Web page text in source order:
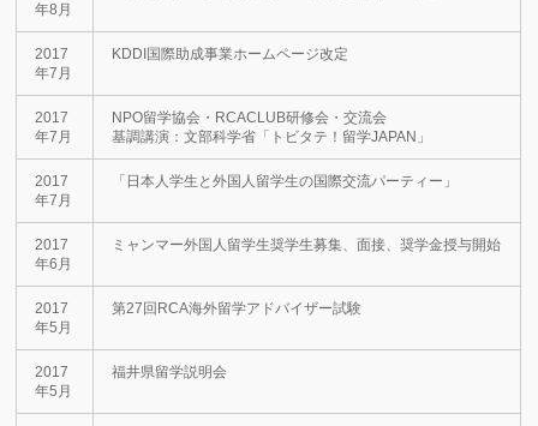
年8月
2017
年7月
KDDI国際助成事業ホームページ改定
2017
年7月
NPO留学協会・RCACLUB研修会・交流会
基調講演：文部科学省「トビタテ！留学JAPAN」
2017
年7月
「日本人学生と外国人留学生の国際交流パーティー」
2017
年6月
ミャンマー外国人留学生奨学生募集、面接、奨学金授与開始
2017
年5月
第27回RCA海外留学アドバイザー試験
2017
年5月
福井県留学説明会